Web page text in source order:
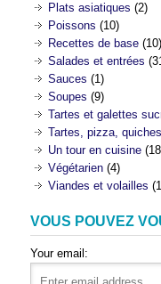
Plats asiatiques (2)
Poissons (10)
Recettes de base (10)
Salades et entrées
Sauces (1)
Soupes (9)
Tartes et galettes
Tartes, pizza,
Un tour en cuisine
Végétarien (4)
Viandes et volailles
VOUS POUVEZ
Your email: